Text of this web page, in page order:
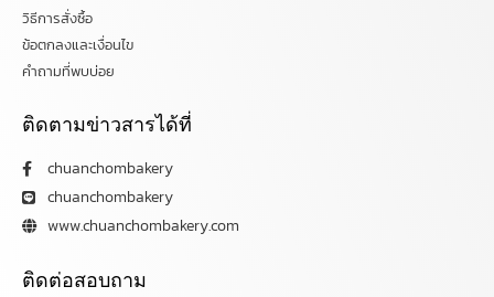
วิธีการสั่งซื้อ
ข้อตกลงและเงื่อนไข
คำถามที่พบบ่อย
ติดตามข่าวสารได้ที่
chuanchombakery
chuanchombakery
www.chuanchombakery.com
ติดต่อสอบถาม